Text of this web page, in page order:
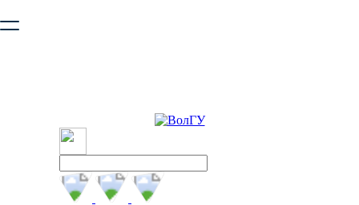
безопасную работу с сайтом. Пожалуйста